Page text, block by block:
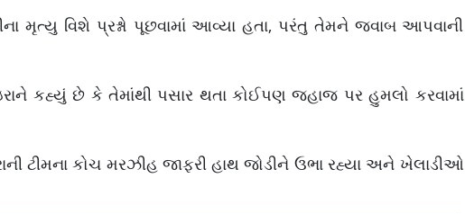
મૃત્યુ વિશે પ્રશ્નો પૂછવામાં આવ્યા હતા, પરંતુ તેમને જવાબ આપવાની
કહ્યું છે કે તેમાંથી પસાર થતા કોઈપણ જહાજ પર હુમલો કરવામાં
ટીમના કોચ મરઝીહ જાફરી હાથ જોડીને ઉભા રહ્યા અને ખેલાડીઓ